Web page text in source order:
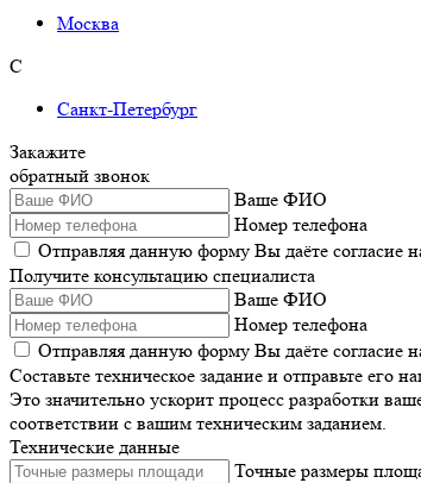
Москва
С
Санкт-Петербург
Закажите
обратный звонок
Ваше ФИО
Номер телефона
Отправляя данную форму Вы даёте согласие
Получите консультацию специалиста
Ваше ФИО
Номер телефона
Отправляя данную форму Вы даёте согласие
Составьте техническое задание и отправьте его
Это значительно ускорит процесс разработки
соответствии с вашим техническим заданием.
Технические данные
Точные размеры